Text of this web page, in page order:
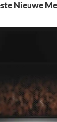
Nieuwe